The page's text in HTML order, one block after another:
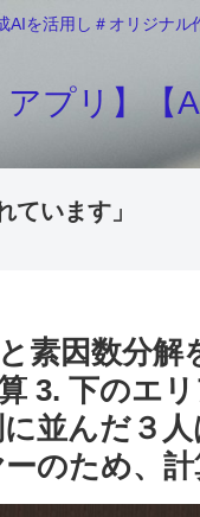
を活用し＃オリジナ
アプリ】【
ています」
素因数分
3. 下のエ
並んだ３
のため、